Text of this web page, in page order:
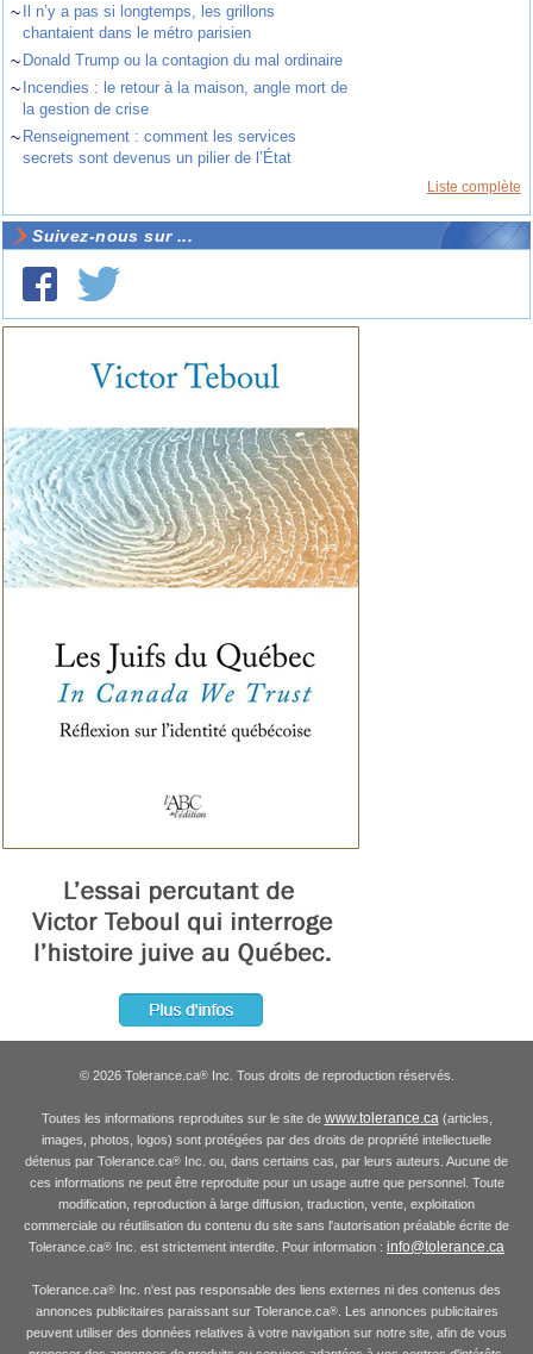
~ Il n’y a pas si longtemps, les grillons
chantaient dans le métro parisien
~ Donald Trump ou la contagion du mal ordinaire
~ Incendies : le retour à la maison, angle mort de
la gestion de crise
~ Renseignement : comment les services
secrets sont devenus un pilier de l’État
Liste complète
Suivez-nous sur ...
© 2026 Tolerance.ca®Inc. Tous droits de reproduction réservés.
Toutes les informations reproduites sur le site de www.tolerance.ca (articles,
images, photos, logos) sont protégées par des droits de propriété intellectuelle
détenus par Tolerance.ca® Inc. ou, dans certains cas, par leurs auteurs. Aucune de
ces informations ne peut être reproduite pour un usage autre que personnel. Toute
modification, reproduction à large diffusion, traduction, vente, exploitation
commerciale ou réutilisation du contenu du site sans l'autorisation préalable écrite de
Tolerance.ca® Inc. est strictement interdite. Pour information : info@tolerance.ca
Tolerance.ca® Inc. n'est pas responsable des liens externes ni des contenus des
annonces publicitaires paraissant sur Tolerance.ca®. Les annonces publicitaires
peuvent utiliser des données relatives à votre navigation sur notre site, afin de vous